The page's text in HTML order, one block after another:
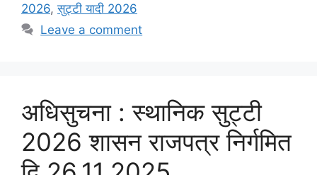
2026,सुट्टी यादी 2026
Leave a comment
अधिसुचना : स्थानिक सुट्टी
2026 शासन राजपत्र निर्गमित